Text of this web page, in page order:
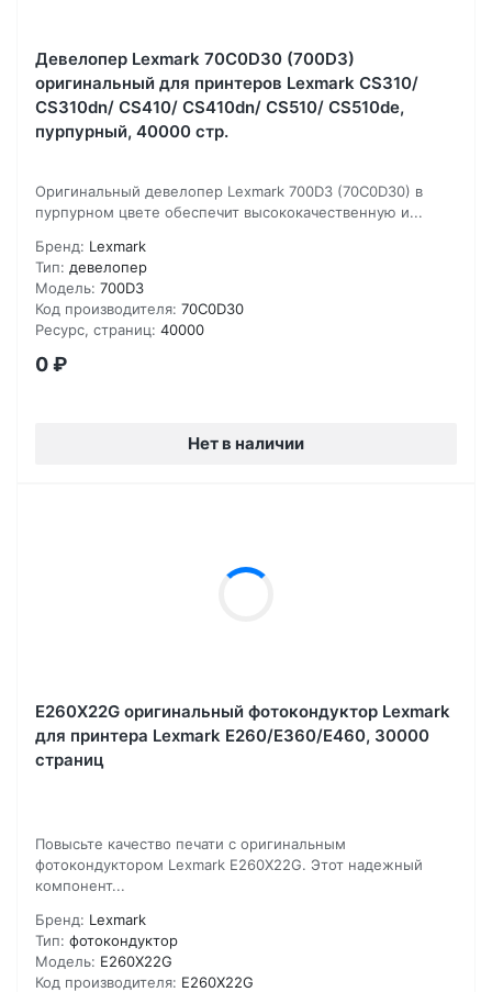
Девелопер Lexmark 70C0D30 (700D3)
оригинальный для принтеров Lexmark CS310/
CS310dn/ CS410/ CS410dn/ CS510/ CS510de,
пурпурный, 40000 стр.
Оригинальный девелопер Lexmark 700D3 (70C0D30) в
пурпурном цвете обеспечит высококачественную и...
Бренд: Lexmark
Тип: девелопер
Модель: 700D3
Код производителя: 70C0D30
Ресурс, страниц: 40000
0₽
Нет в наличии
E260X22G оригинальный фотокондуктор Lexmark
для принтера Lexmark E260/E360/E460, 30000
страниц
Повысьте качество печати с оригинальным
фотокондуктором Lexmark E260X22G. Этот надежный
компонент...
Бренд: Lexmark
Тип: фотокондуктор
Модель: E260X22G
Код производителя: E260X22G